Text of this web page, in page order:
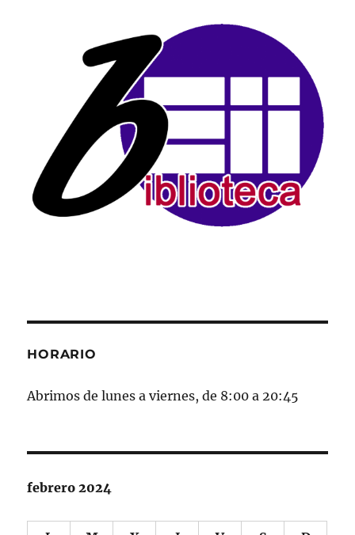
HORARIO
Abrimos de lunes a viernes, de 8:00 a 20:45
febrero 2024